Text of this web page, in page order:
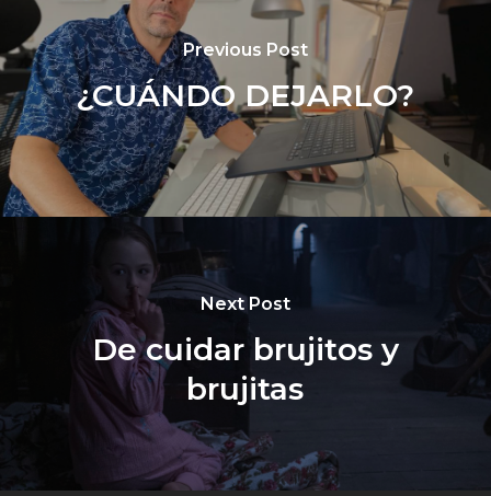
Previous Post
¿CUÁNDO DEJARLO?
Next Post
De cuidar brujitos y
brujitas